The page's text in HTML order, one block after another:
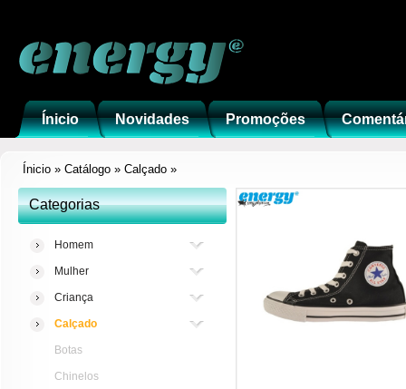
Ínicio Novidades Promoções
Ínicio » Catálogo » Calçado »
Categorias
Homem
Mulher
Criança
Calçado
Botas
Chinelos